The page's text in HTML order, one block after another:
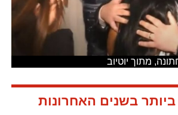
מתוך יוטיוב
בשנים האחרונות